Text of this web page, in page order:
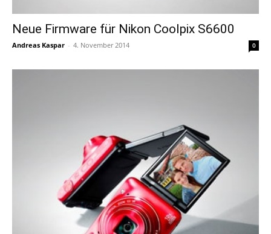
Neue Firmware für Nikon Coolpix S6600
Andreas Kaspar - 4. November 2014 0